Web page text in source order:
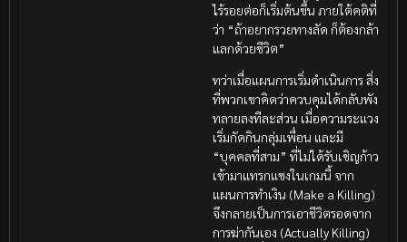
ไร้รอยต่อก็เริ่มต้นขึ้น ภายใต้คติที่
ว่า “ถ้าอยากรวยทางลัด ก็ต้องกล้า
แลกด้วยชีวิต”
ทว่าเมื่อแผนการเริ่มดำเนินการ สิ่ง
ที่พวกเขาคิดว่าควบคุมได้กลับพัง
ทลายลงทีละส่วน เมื่อความระแวง
เริ่มกัดกินกลุ่มเพื่อน และมี
“บุคคลที่สาม” ที่ไม่ได้รับเชิญก้าว
เข้ามาแทรกแซงในเกมนี้ จาก
แผนการทำเงิน (Make a Killing)
จึงกลายเป็นการเอาชีวิตรอดจาก
การฆ่ากันเอง (Actually Killing)